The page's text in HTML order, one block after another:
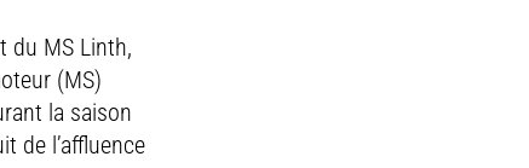
du MS Linth,
(MS)
la saison
de l’affluence